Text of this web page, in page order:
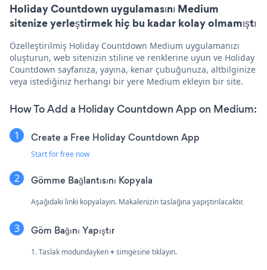
Holiday Countdown uygulamasını Medium
sitenize yerleştirmek hiç bu kadar kolay olmamıştı
Özelleştirilmiş Holiday Countdown Medium uygulamanızı
oluşturun, web sitenizin stiline ve renklerine uyun ve Holiday
Countdown sayfanıza, yayına, kenar çubuğunuza, altbilginize
veya istediğiniz herhangi bir yere Medium ekleyin bir site.
How To Add a Holiday Countdown App on Medium:
Create a Free Holiday Countdown App
Start for free now
Gömme Bağlantısını Kopyala
Aşağıdaki linki kopyalayın. Makalenizin taslağına yapıştırılacaktır.
Göm Bağını Yapıştır
1. Taslak modundayken+simgesine tıklayın.